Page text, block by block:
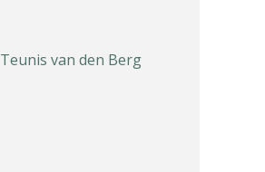
Teunis van den Berg